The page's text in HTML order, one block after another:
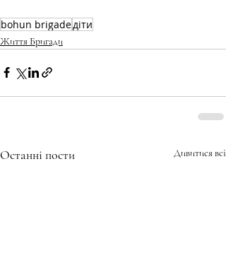
bohun brigadeдіти
Життя Бригади
Останні пости Дивитися всі